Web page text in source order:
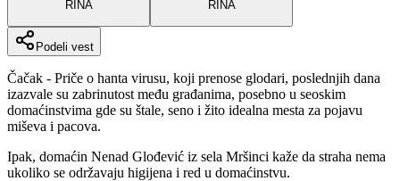
RINA RINA
Podeli vest
Čačak - Priče o hanta virusu, koji prenose glodari, poslednjih dana
izazvale su zabrinutost među građanima, posebno u seoskim
domaćinstvima gde su štale, seno i žito idealna mesta za pojavu
miševa i pacova.
Ipak, domaćin Nenad Glođević iz sela Mršinci kaže da straha nema
ukoliko se održavaju higijena i red u domaćinstvu.